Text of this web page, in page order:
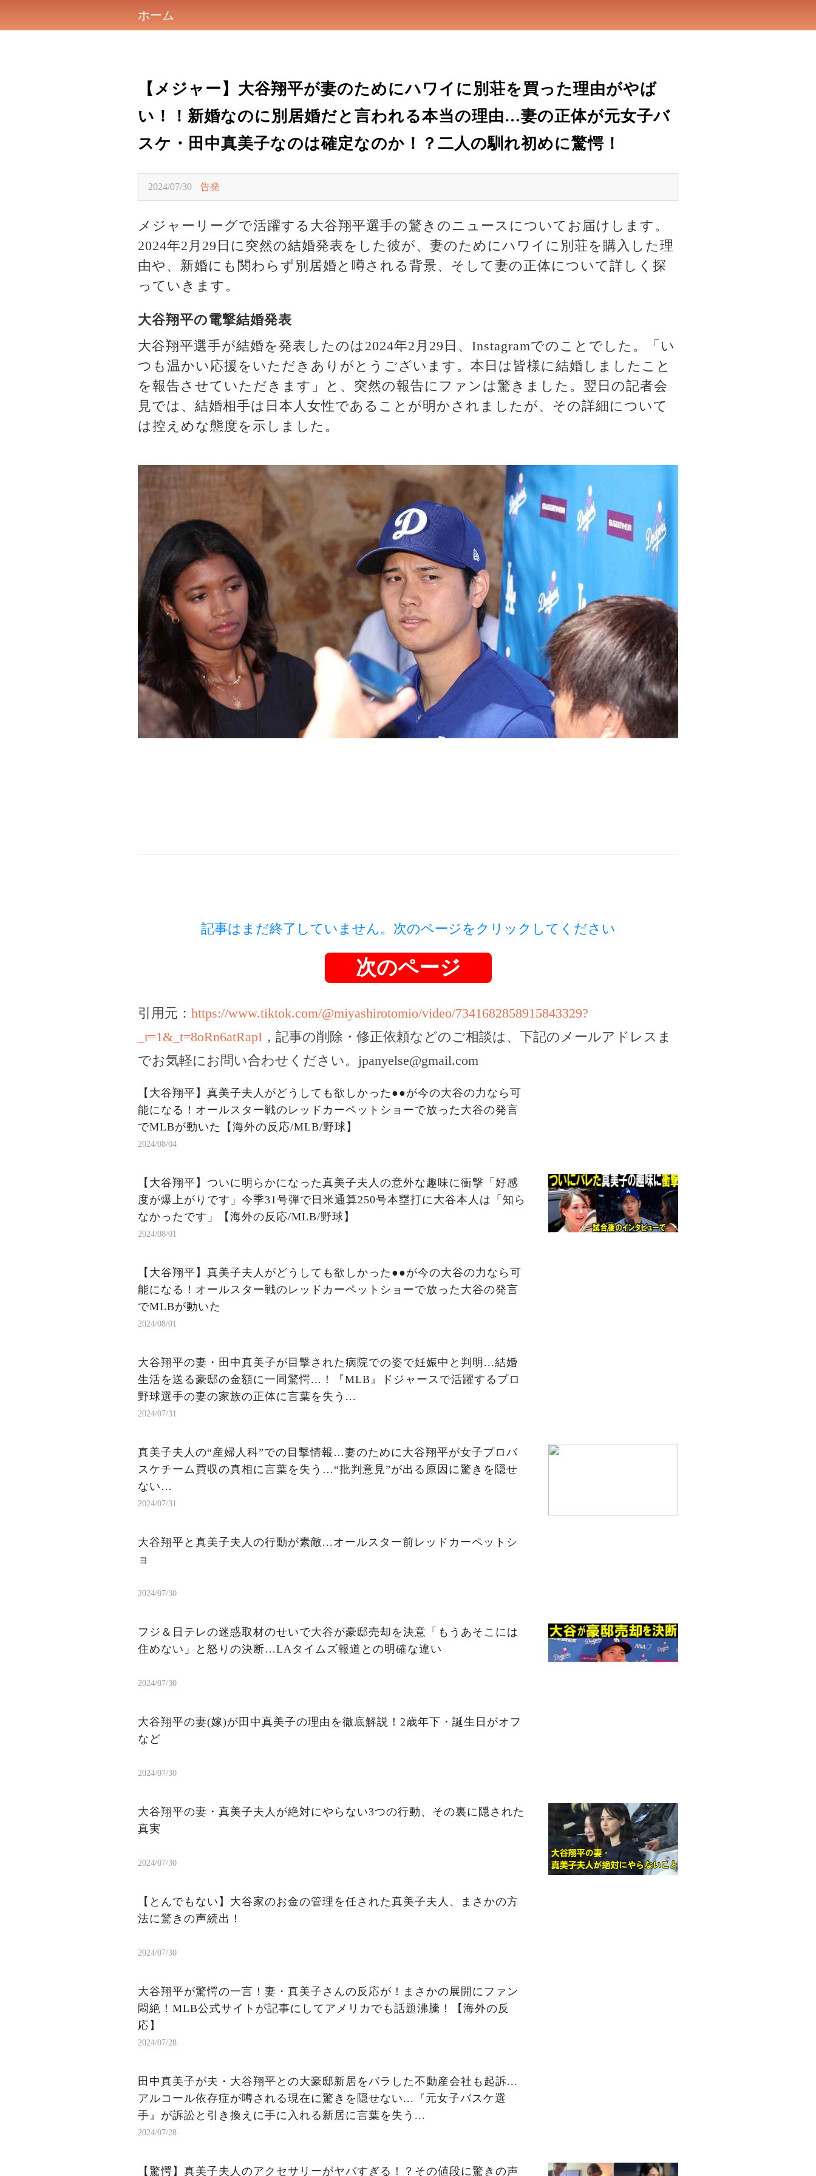
ホーム
【メジャー】大谷翔平が妻のためにハワイに別荘を買った理由がやば
い！！新婚なのに別居婚だと言われる本当の理由…妻の正体が元女子バ
スケ・田中真美子なのは確定なのか！？二人の馴れ初めに驚愕！
2024/07/30 告発
メジャーリーグで活躍する大谷翔平選手の驚きのニュースについてお届けします。
2024年2月29日に突然の結婚発表をした彼が、妻のためにハワイに別荘を購入した理
由や、新婚にも関わらず別居婚と噂される背景、そして妻の正体について詳しく探
っていきます。
大谷翔平の電撃結婚発表
大谷翔平選手が結婚を発表したのは2024年2月29日、Instagramでのことでした。「い
つも温かい応援をいただきありがとうございます。本日は皆様に結婚しましたこと
を報告させていただきます」と、突然の報告にファンは驚きました。翌日の記者会
見では、結婚相手は日本人女性であることが明かされましたが、その詳細について
は控えめな態度を示しました。
記事はまだ終了していません。次のページをクリックしてください
次のページ
引用元： https://www.tiktok.com/@miyashirotomio/video/7341682858915843329?
_r=1&_t=8oRn6atRapI ，記事の削除・修正依頼などのご相談は、下記のメールアドレスま
でお気軽にお問い合わせください。 jpanyelse@gmail.com
【大谷翔平】真美子夫人がどうしても欲しかった●●が今の大谷の力なら可
能になる！オールスター戦のレッドカーペットショーで放った大谷の発言
でMLBが動いた【海外の反応/MLB/野球】
2024/08/04
【大谷翔平】ついに明らかになった真美子夫人の意外な趣味に衝撃「好感
度が爆上がりです」今季31号弾で日米通算250号本塁打に大谷本人は「知ら
なかったです」【海外の反応/MLB/野球】
2024/08/01
【大谷翔平】真美子夫人がどうしても欲しかった●●が今の大谷の力なら可
能になる！オールスター戦のレッドカーペットショーで放った大谷の発言
でMLBが動いた
2024/08/01
大谷翔平の妻・田中真美子が目撃された病院での姿で妊娠中と判明...結婚
生活を送る豪邸の金額に一同驚愕...！『MLB』ドジャースで活躍するプロ
野球選手の妻の家族の正体に言葉を失う...
2024/07/31
真美子夫人の“産婦人科”での目撃情報…妻のために大谷翔平が女子プロバ
スケチーム買収の真相に言葉を失う…“批判意見”が出る原因に驚きを隠せ
ない…
2024/07/31
大谷翔平と真美子夫人の行動が素敵...オールスター前レッドカーペットシ
ョ
2024/07/30
フジ＆日テレの迷惑取材のせいで大谷が豪邸売却を決意「もうあそこには
住めない」と怒りの決断…LAタイムズ報道との明確な違い
2024/07/30
大谷翔平の妻(嫁)が田中真美子の理由を徹底解説！2歳年下・誕生日がオフ
など
2024/07/30
大谷翔平の妻・真美子夫人が絶対にやらない3つの行動、その裏に隠された
真実
2024/07/30
【とんでもない】大谷家のお金の管理を任された真美子夫人、まさかの方
法に驚きの声続出！
2024/07/30
大谷翔平が驚愕の一言！妻・真美子さんの反応が！まさかの展開にファン
悶絶！MLB公式サイトが記事にしてアメリカでも話題沸騰！【海外の反
応】
2024/07/28
田中真美子が夫・大谷翔平との大豪邸新居をバラした不動産会社も起訴...
アルコール依存症が噂される現在に驚きを隠せない...『元女子バスケ選
手』が訴訟と引き換えに手に入れる新居に言葉を失う...
2024/07/28
【驚愕】真美子夫人のアクセサリーがヤバすぎる！？その値段に驚きの声